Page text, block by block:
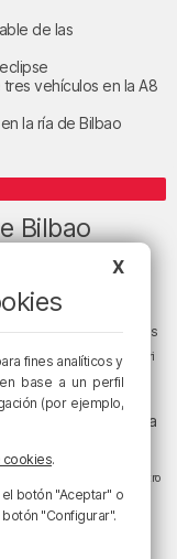
de las
vehículos en la A8
la ría de Bilbao
Bilbao
BEC (Bilbao
Bizkaia
cultura Cáritas
el tiempo Enkarterri
Vasco)
LaLiga
LaLiga
sucesos Teatro
tráfico
X
fines analíticos y
base a un perfil
(por ejemplo,
cookies.
botón "Aceptar" o
"Configurar".